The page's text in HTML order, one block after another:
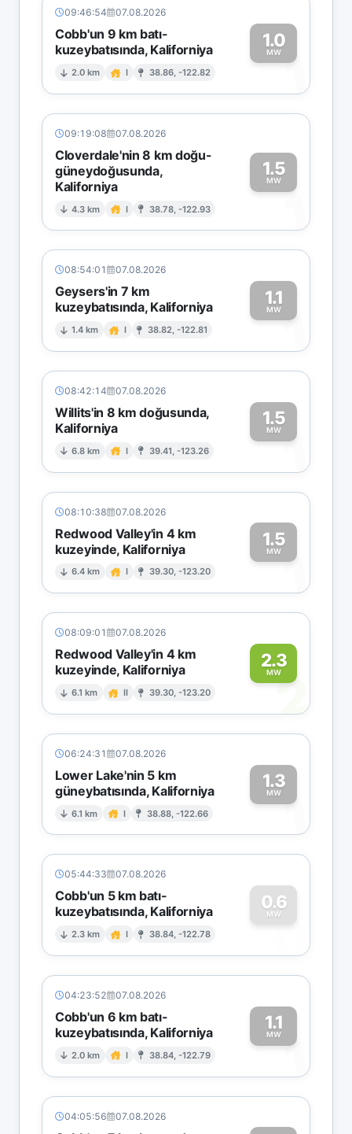
09:46:54 07.08.2026
Cobb'un 9 km batı-
kuzeybatısında, Kaliforniya
2.0 km I 38.86, -122.82
1.0
MW1
09:19:08 07.08.2026
Cloverdale'nin 8 km doğu-
güneydoğusunda,
Kaliforniya
4.3 km I 38.78, -122.93
1.5
MW
1
08:54:01 07.08.2026
Geysers'in 7 km
kuzeybatısında, Kaliforniya
1.4 km I 38.82, -122.81
1.1
MW1
08:42:14 07.08.2026
Willits'in 8 km doğusunda,
Kaliforniya
6.8 km I 39.41, -123.26
1.5
MW1
08:10:38 07.08.2026
Redwood Valley'in 4 km
kuzeyinde, Kaliforniya
6.4 km I 39.30, -123.20
1.5
MW1
08:09:01 07.08.2026
Redwood Valley'in 4 km
kuzeyinde, Kaliforniya
6.1 km II 39.30, -123.20
2.3
MW2
06:24:31 07.08.2026
Lower Lake'nin 5 km
güneybatısında, Kaliforniya
6.1 km I 38.88, -122.66
1.3
MW1
05:44:33 07.08.2026
Cobb'un 5 km batı-
kuzeybatısında, Kaliforniya
2.3 km I 38.84, -122.78
0.6
MW
0
04:23:52 07.08.2026
Cobb'un 6 km batı-
kuzeybatısında, Kaliforniya
2.0 km I 38.84, -122.79
1.1
MW1
04:05:56 07.08.2026